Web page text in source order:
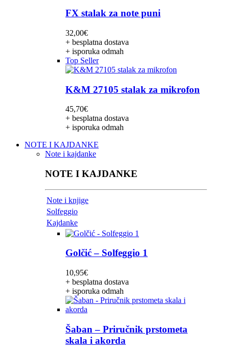
FX stalak za note puni
32,00€
+ besplatna dostava
+ isporuka odmah
Top Seller
K&M 27105 stalak za mikrofon
45,70€
+ besplatna dostava
+ isporuka odmah
NOTE I KAJDANKE
Note i kajdanke
NOTE I KAJDANKE
Note i knjige
Solfeggio
Kajdanke
Golčić – Solfeggio 1
10,95€
+ besplatna dostava
+ isporuka odmah
Šaban – Priručnik prstometa
skala i akorda